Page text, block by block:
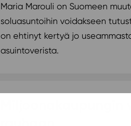
Maria Marouli on Suomeen
soluasuntoihin voidakseen
on ehtinyt kertyä jo
asuintoverista.